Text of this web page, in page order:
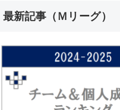
最新記事（Ｍリーグ）